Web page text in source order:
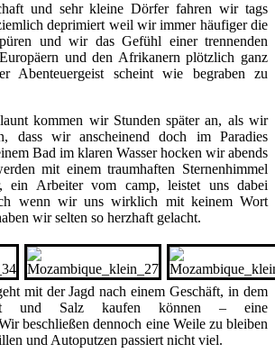
und sehr kleine Dörfer fahren wir tags
deprimiert weil wir immer häufiger die
und wir das Gefühl einer trennenden
und den Afrikanern plötzlich ganz
Abenteuergeist scheint wie begraben zu
kommen wir Stunden später an, als wir
dass wir anscheinend doch im Paradies
Bad im klaren Wasser hocken wir abends
mit einem traumhaften Sternenhimmel
ein Arbeiter vom camp, leistet uns dabei
wenn wir uns wirklich mit keinem Wort
wir selten so herzhaft gelacht.
mit der Jagd nach einem Geschäft, in dem
und Salz kaufen können – eine
beschließen dennoch eine Weile zu bleiben
und Autoputzen passiert nicht viel.